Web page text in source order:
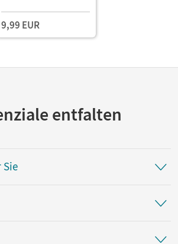
9,99 EUR
entfalten
Sie